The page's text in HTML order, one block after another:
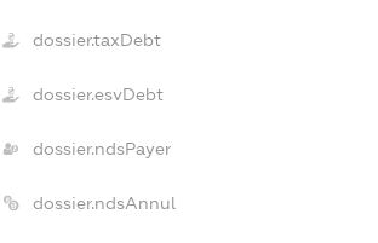
dossier.taxDebt
dossier.esvDebt
dossier.ndsPayer
dossier.ndsAnnul